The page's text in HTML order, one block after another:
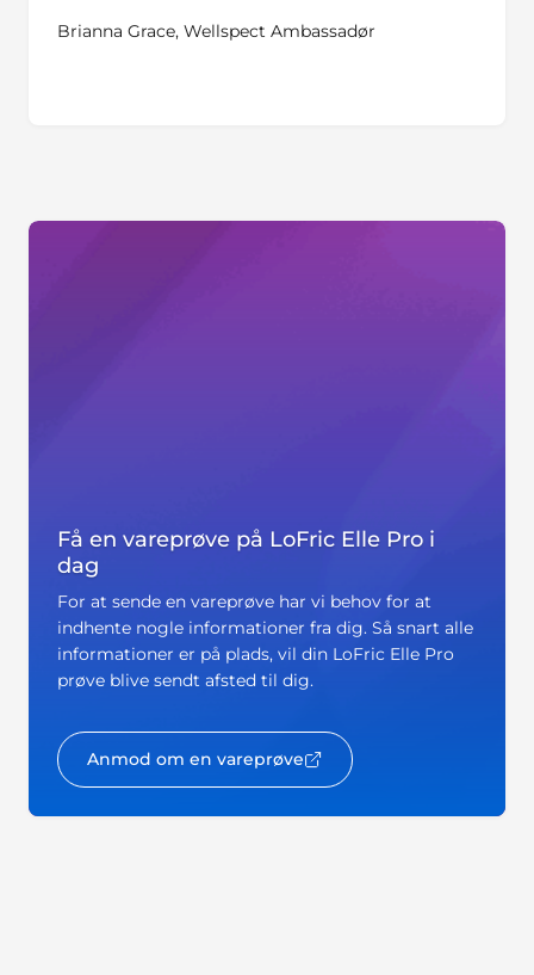
Brianna Grace, Wellspect Ambassadør
Få en vareprøve på LoFric Elle Pro i
dag
For at sende en vareprøve har vi behov for at
indhente nogle informationer fra dig. Så snart alle
informationer er på plads, vil din LoFric Elle Pro
prøve blive sendt afsted til dig.
Anmod om en vareprøve
key:global.opens-in-new-window